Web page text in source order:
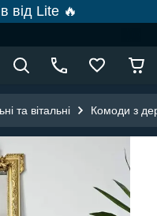
від Lite 🔥
та вітальні Комоди з